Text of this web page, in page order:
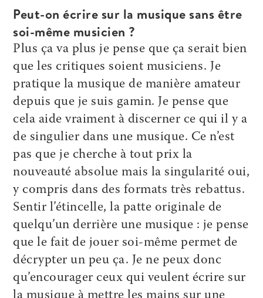
Peut-on écrire sur la musique sans être
soi-même musicien ?
Plus ça va plus je pense que ça serait bien
que les critiques soient musiciens. Je
pratique la musique de manière amateur
depuis que je suis gamin. Je pense que
cela aide vraiment à discerner ce qui il y a
de singulier dans une musique. Ce n’est
pas que je cherche à tout prix la
nouveauté absolue mais la singularité oui,
y compris dans des formats très rebattus.
Sentir l’étincelle, la patte originale de
quelqu’un derrière une musique : je pense
que le fait de jouer soi-même permet de
décrypter un peu ça. Je ne peux donc
qu’encourager ceux qui veulent écrire sur